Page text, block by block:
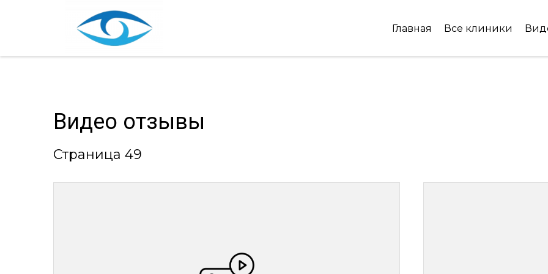
Главная Все клиники
Видео отзывы
Страница 49